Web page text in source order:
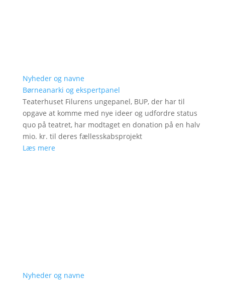
Nyheder og navne
Børneanarki og ekspertpanel
Teaterhuset Filurens ungepanel, BUP, der har til
opgave at komme med nye ideer og udfordre status
quo på teatret, har modtaget en donation på en halv
mio. kr. til deres fællesskabsprojekt
Læs mere
Nyheder og navne